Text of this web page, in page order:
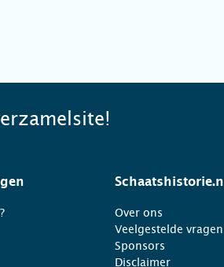
Schaatshistorie.nl
Over ons
Veelgestelde vragen
Sponsors
Disclaimer